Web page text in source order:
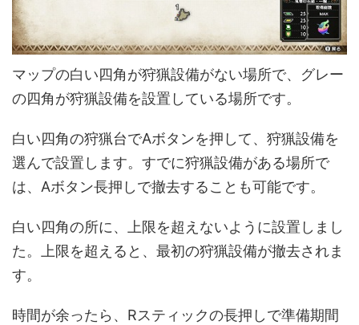
マップの白い四角が狩猟設備がない場所で、グレー
の四角が狩猟設備を設置している場所です。
白い四角の狩猟台でAボタンを押して、狩猟設備を
選んで設置します。すでに狩猟設備がある場所で
は、Aボタン長押しで撤去することも可能です。
白い四角の所に、上限を超えないように設置しまし
た。上限を超えると、最初の狩猟設備が撤去されま
す。
時間が余ったら、Rスティックの長押しで準備期間